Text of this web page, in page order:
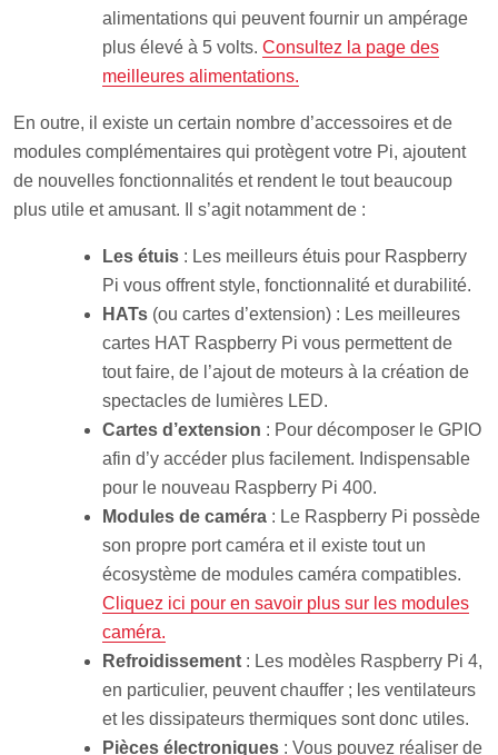
alimentations qui peuvent fournir un ampérage
plus élevé à 5 volts. Consultez la page des
meilleures alimentations.
En outre, il existe un certain nombre d’accessoires et de
modules complémentaires qui protègent votre Pi, ajoutent
de nouvelles fonctionnalités et rendent le tout beaucoup
plus utile et amusant. Il s’agit notamment de :
Les étuis : Les meilleurs étuis pour Raspberry
Pi vous offrent style, fonctionnalité et durabilité.
HATs (ou cartes d’extension) : Les meilleures
cartes HAT Raspberry Pi vous permettent de
tout faire, de l’ajout de moteurs à la création de
spectacles de lumières LED.
Cartes d’extension : Pour décomposer le GPIO
afin d’y accéder plus facilement. Indispensable
pour le nouveau Raspberry Pi 400.
Modules de caméra : Le Raspberry Pi possède
son propre port caméra et il existe tout un
écosystème de modules caméra compatibles.
Cliquez ici pour en savoir plus sur les modules
caméra.
Refroidissement : Les modèles Raspberry Pi 4,
en particulier, peuvent chauffer ; les ventilateurs
et les dissipateurs thermiques sont donc utiles.
Pièces électroniques : Vous pouvez réaliser de